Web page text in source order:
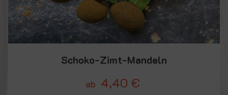
Schoko-Zimt-Mandeln
ab 4,40 €